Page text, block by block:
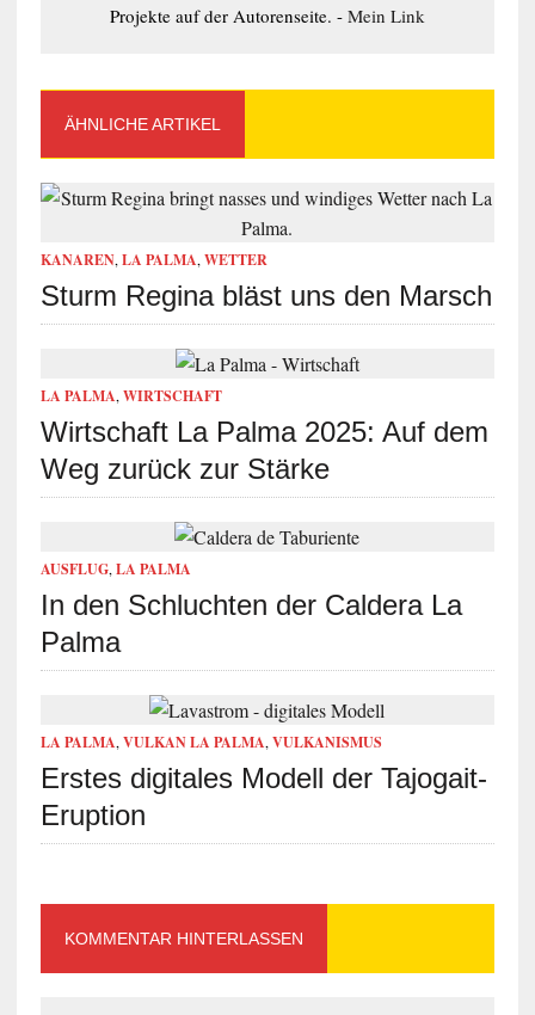
Projekte auf der Autorenseite. - Mein Link
ÄHNLICHE ARTIKEL
KANAREN, LA PALMA, WETTER
Sturm Regina bläst uns den Marsch
LA PALMA, WIRTSCHAFT
Wirtschaft La Palma 2025: Auf dem
Weg zurück zur Stärke
AUSFLUG, LA PALMA
In den Schluchten der Caldera La
Palma
LA PALMA, VULKAN LA PALMA, VULKANISMUS
Erstes digitales Modell der Tajogait-
Eruption
KOMMENTAR HINTERLASSEN